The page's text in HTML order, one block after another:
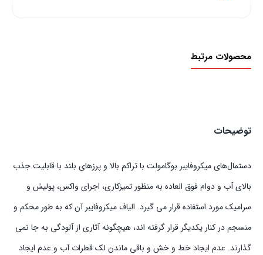
محصولات مرتبط
توضیحات
دستمال‌های میکروفایبر بوگامولت با تراکم بالا و پرزهای بلند با قابلیت جذب
بالای آب و دوام فوق العاده به منظور تمیزکاری، اجرای واکس، پولیش و
سرامیک مورد استفاده قرار می گیرد. الیاف میکروفایبر آن که به طور محکم و
منسجم در کنار یکدیگر قرار گرفته اند، هیچگونه آثاری از آلودگی به جا نمی
گذارند. عدم ایجاد خط و خش و باقی ماندن لک قطرات آب و عدم ایجاد